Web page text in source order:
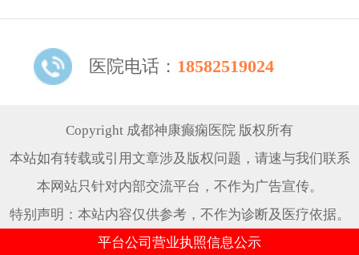
医院电话： 18582519024
Copyright 成都神康癫痫医院 版权所有
本站如有转载或引用文章涉及版权问题，请速与我们联系
本网站只针对内部交流平台，不作为广告宣传。
特别声明：本站内容仅供参考，不作为诊断及医疗依据。
平台公司营业执照信息公示